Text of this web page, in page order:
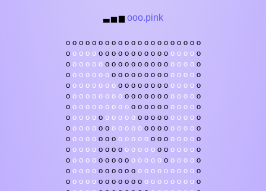
▃ ▅ ▆ ooo.pink
o o o o o o o o o o o o o o o o o o o o o
o o o o o o o o o o o o o o o o o o o o o
o o o o o o o o o o o o o o o o o o o o o
o o o o o o o o o o o o o o o o o o o o o
o o o o o o o o o o o o o o o o o o o o o
o o o o o o o o o o o o o o o o o o o o o
o o o o o o o o o o o o o o o o o o o o o
o o o o o o o o o o o o o o o o o o o o o
o o o o o o o o o o o o o o o o o o o o o
o o o o o o o o o o o o o o o o o o o o o
o o o o o o o o o o o o o o o o o o o o o
o o o o o o o o o o o o o o o o o o o o o
o o o o o o o o o o o o o o o o o o o o o
o o o o o o o o o o o o o o o o o o o o o